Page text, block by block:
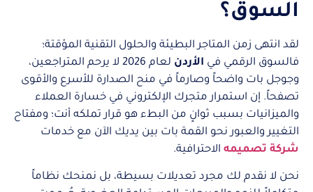
السوق؟
لقد انتهى زمن المتاجر البطيئة والحلول التقنية المؤقتة؛
فالسوق الرقمي في الأردن
لعام 2026 لا يرحم المتراجعين،
وجوجل بات واضحاً وصارماً في منح الصدارة للأسرع والأقوى
تصفحاً. إن استمرار متجرك الإلكتروني في خسارة العملاء
والميزانيات بسبب ثوانٍ من البطء هو قرار تملكه أنت؛ ومفتاح
التغيير والعبور نحو القمة بات بين يديك الآن مع خدمات
شركة تصميمه الاحترافية.
نحن لا نقدم لك مجرد تعديلات بسيطة، بل نمنحك نظاماً